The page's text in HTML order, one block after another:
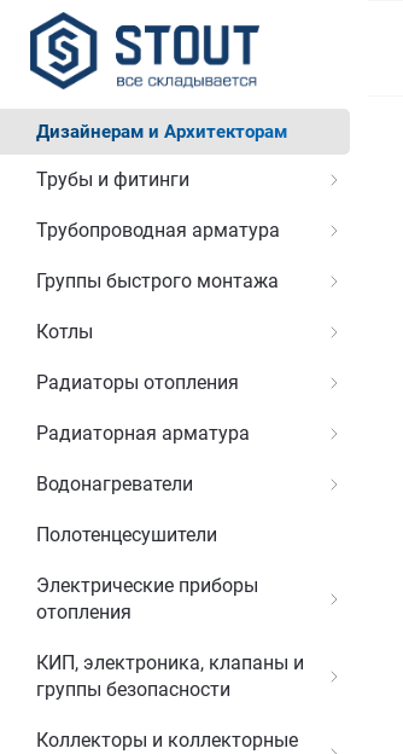
Дизайнерам и Архитекторам
Трубы и фитинги
Трубопроводная арматура
Группы быстрого монтажа
Котлы
Радиаторы отопления
Радиаторная арматура
Водонагреватели
Полотенцесушители
Электрические приборы
отопления
КИП, электроника, клапаны и
группы безопасности
Коллекторы и коллекторные